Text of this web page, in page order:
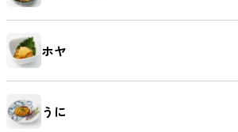
ホヤ
うに